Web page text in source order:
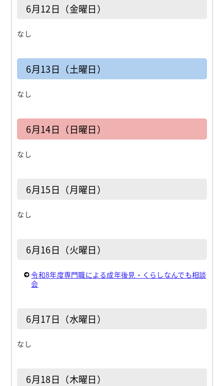
6月12日（金曜日）
なし
6月13日（土曜日）
なし
6月14日（日曜日）
なし
6月15日（月曜日）
なし
6月16日（火曜日）
令和8年度専門職による成年後見・くらしなんでも相談
会
6月17日（水曜日）
なし
6月18日（木曜日）